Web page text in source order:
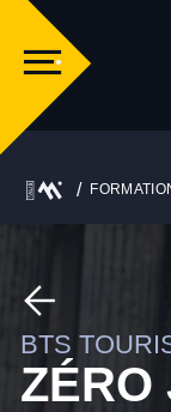
BTS
ZÉRO